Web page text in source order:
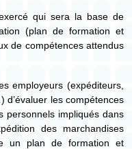
qui sera la base de
(plan de formation et
de compétences attendus
employeurs (expéditeurs,
les compétences
personnels impliqués dans
des marchandises
un plan de formation et